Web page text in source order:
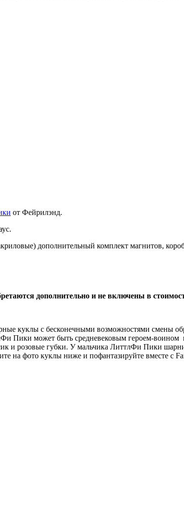
от Фейрилэнд.
дополнительный комплект магнитов,
дополнительно и не включены в
куклы с бесконечными возможностями смены
Пики может быть средневековым героем-
и розовые губки. У мальчика ЛиттлФи Пики
на фото куклы ниже и пофантазируйте вместе с